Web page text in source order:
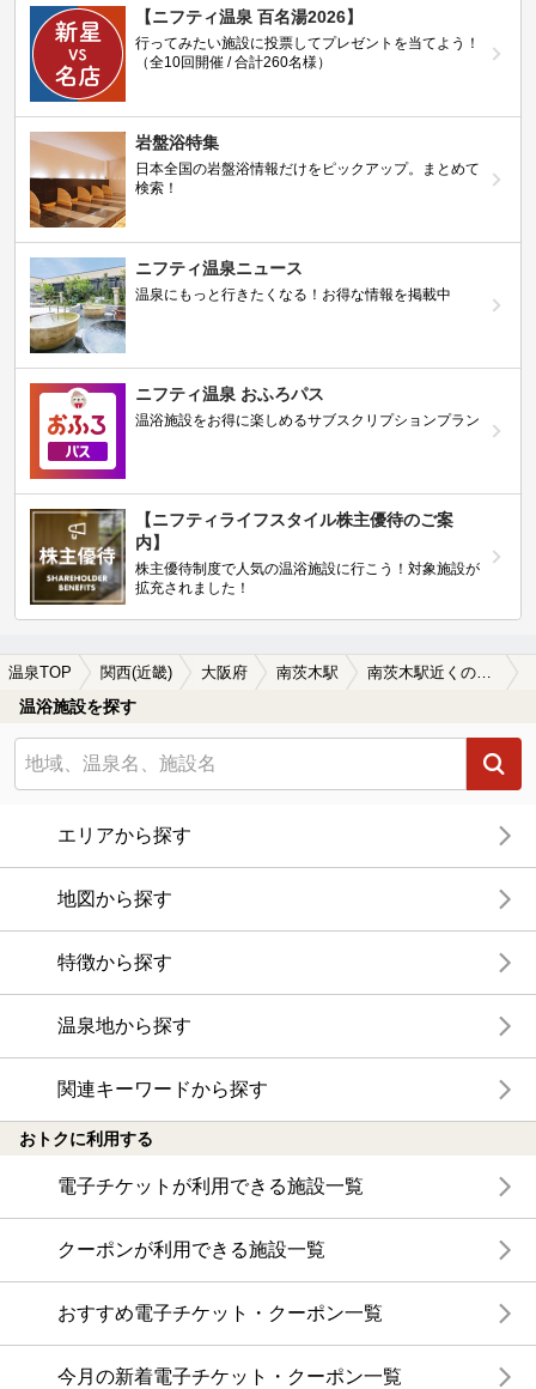
【ニフティ温泉 百名湯2026】
行ってみたい施設に投票してプレゼントを当てよう！
（全10回開催 / 合計260名様）
岩盤浴特集
日本全国の岩盤浴情報だけをピックアップ。まとめて
検索！
ニフティ温泉ニュース
温泉にもっと行きたくなる！お得な情報を掲載中
ニフティ温泉 おふろパス
温浴施設をお得に楽しめるサブスクリプションプラン
【ニフティライフスタイル株主優待のご案
内】
株主優待制度で人気の温浴施設に行こう！対象施設が
拡充されました！
温泉TOP 関西(近畿) 大阪府 南茨木駅 南茨木駅近くの温泉宿・温泉旅館・ホテルおすすめ(2026年版)
温浴施設を探す
エリアから探す
地図から探す
特徴から探す
温泉地から探す
関連キーワードから探す
おトクに利用する
電子チケットが利用できる施設一覧
クーポンが利用できる施設一覧
おすすめ電子チケット・クーポン一覧
今月の新着電子チケット・クーポン一覧